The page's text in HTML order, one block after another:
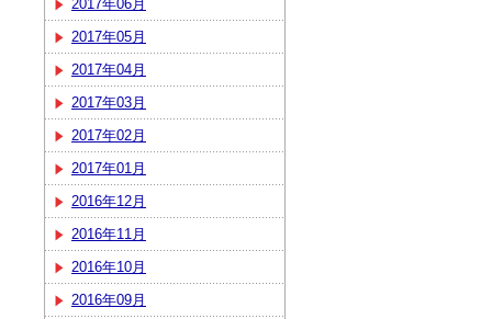
2017年06月
2017年05月
2017年04月
2017年03月
2017年02月
2017年01月
2016年12月
2016年11月
2016年10月
2016年09月